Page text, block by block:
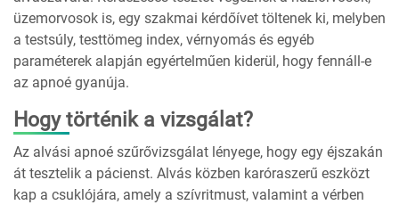
üzemorvosok is, egy szakmai kérdőívet töltenek ki, melyben
a testsúly, testtömeg index, vérnyomás és egyéb
paraméterek alapján egyértelműen kiderül, hogy fennáll-e
az apnoé gyanúja.
Hogy történik a vizsgálat?
Az alvási apnoé szűrővizsgálat lényege, hogy egy éjszakán
át tesztelik a pácienst. Alvás közben karóraszerű eszközt
kap a csuklójára, amely a szívritmust, valamint a vérben